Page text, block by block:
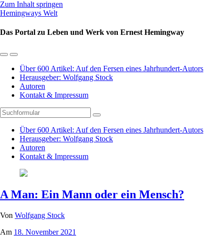
Zum Inhalt springen
Hemingways Welt
Das Portal zu Leben und Werk von Ernest Hemingway
Mobil-
umschalten
Suchfeld
umschalten
Über 600 Artikel: Auf den Fersen eines Jahrhundert-Autors
Herausgeber: Wolfgang Stock
Autoren
Kontakt & Impressum
Suchen
Über 600 Artikel: Auf den Fersen eines Jahrhundert-Autors
Herausgeber: Wolfgang Stock
Autoren
Kontakt & Impressum
A Man: Ein Mann oder ein Mensch?
Von Wolfgang Stock
Am 18. November 2021